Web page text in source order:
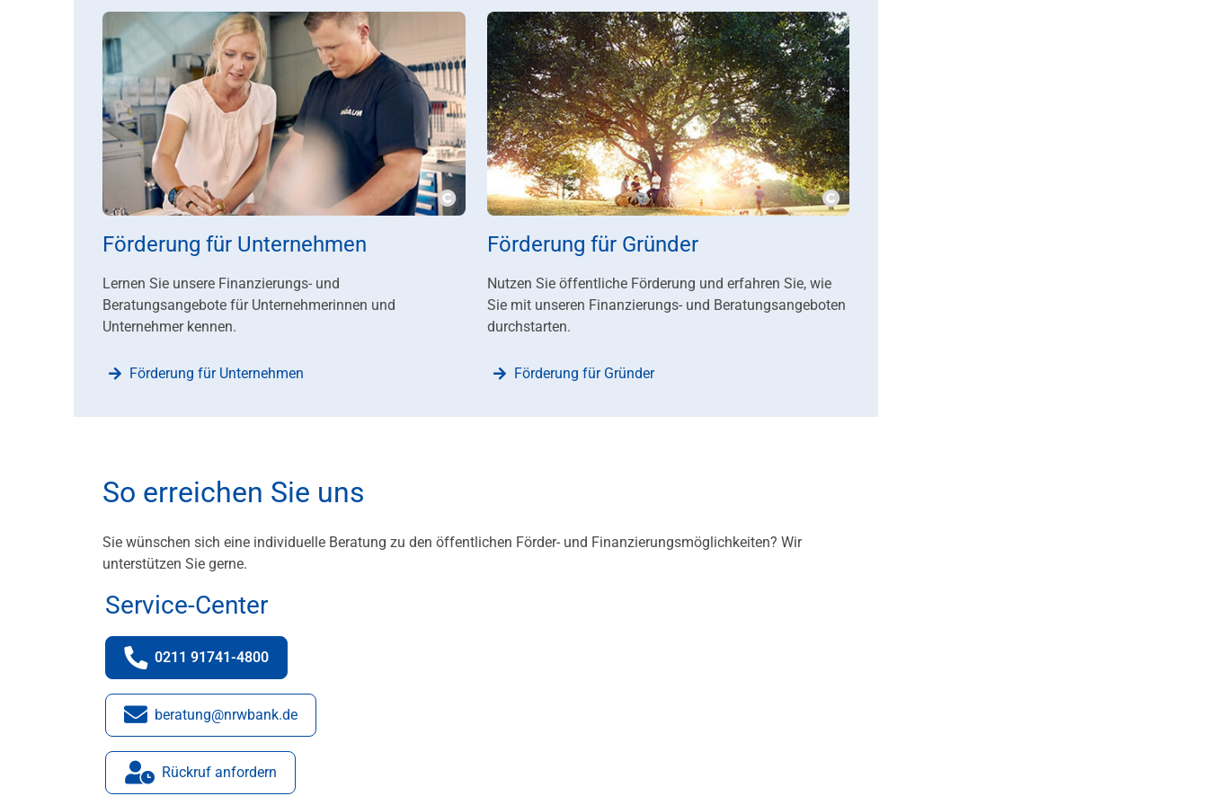
???msg.image.copyright???
Förderung für Unternehmen
Lernen Sie unsere Finanzierungs- und
Beratungsangebote für Unternehmerinnen und
Unternehmer kennen.
Förderung für Unternehmen
???msg.image.copyright???
Förderung für Gründer
Nutzen Sie öffentliche Förderung und erfahren Sie, wie
Sie mit unseren Finanzierungs- und Beratungsangeboten
durchstarten.
Förderung für Gründer
So erreichen Sie uns
Sie wünschen sich eine individuelle Beratung zu den öffentlichen Förder- und Finanzierungsmöglichkeiten? Wir
unterstützen Sie gerne.
Service-Center
Telefonnummer:
0211 91741-4800
E-Mail:
beratung@nrwbank.de
Rückruf anfordern